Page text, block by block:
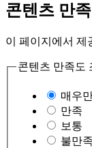
콘텐츠 만
이 페이지에서 제
콘텐츠 만족도
매우
만족
보통
불만족